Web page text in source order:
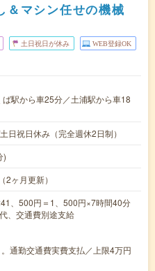
＆マシン任せの機械
土日祝日が休み WEB登録OK
駅から車25分／土浦駅から車18
日祝日休み（完全週休2日制）
)
2ヶ月更新）
、500円＝1、500円×7時間40分
、交通費別途支給
通勤交通費実費支払／上限4万円